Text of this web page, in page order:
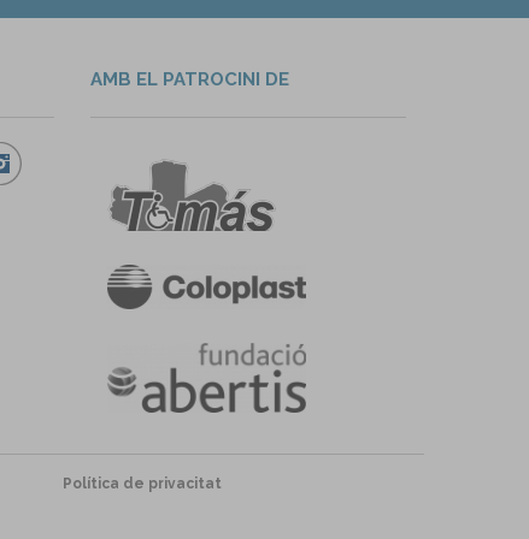
AMB EL PATROCINI DE
Política de privacitat